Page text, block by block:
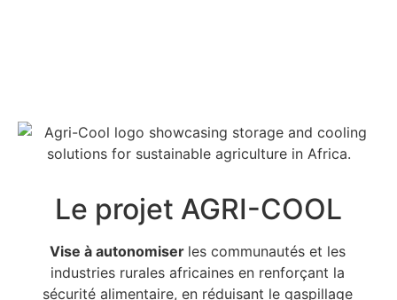
Le projet AGRI-COOL
Vise à autonomiser les communautés et les
industries rurales africaines en renforçant la
sécurité alimentaire, en réduisant le gaspillage